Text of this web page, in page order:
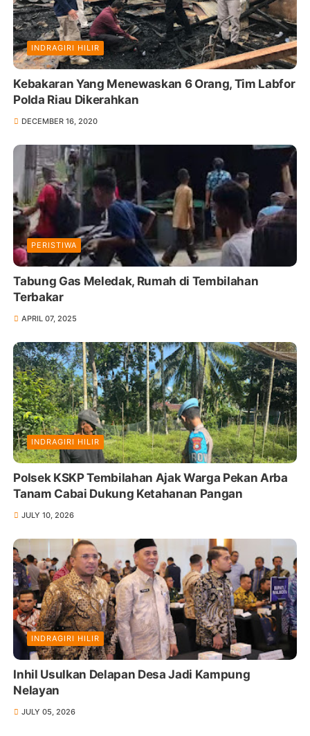
INDRAGIRI HILIR
Kebakaran Yang Menewaskan 6 Orang, Tim Labfor
Polda Riau Dikerahkan
DECEMBER 16, 2020
PERISTIWA
Tabung Gas Meledak, Rumah di Tembilahan
Terbakar
APRIL 07, 2025
INDRAGIRI HILIR
Polsek KSKP Tembilahan Ajak Warga Pekan Arba
Tanam Cabai Dukung Ketahanan Pangan
JULY 10, 2026
INDRAGIRI HILIR
Inhil Usulkan Delapan Desa Jadi Kampung
Nelayan
JULY 05, 2026